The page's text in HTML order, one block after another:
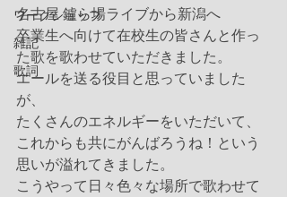
ワークショップ
雑記
歌詞
名古屋 鑪ら場ライブから新潟へ
卒業生へ向けて在校生の皆さんと作っ
た歌を歌わせていただきました。
‪エールを送る役目と思っていました
が、
たくさんのエネルギーをいただいて、
これからも共にがんばろうね！という
思いが溢れてきました。
こうやって日々色々な場所で歌わせて